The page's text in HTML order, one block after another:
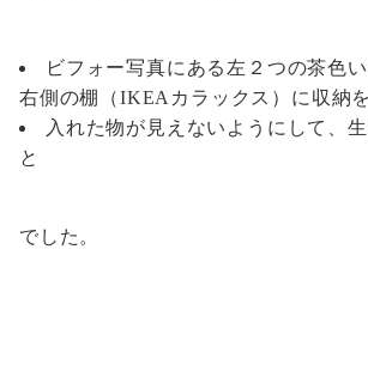
ビフォー写真にある左２つの茶色
右側の棚（IKEAカラックス）に収納
入れた物が見えないようにして、
と
でした。